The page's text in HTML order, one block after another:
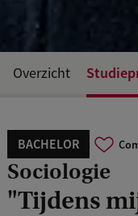
BACHELOR
Sociologie
"Tijdens
Overzicht